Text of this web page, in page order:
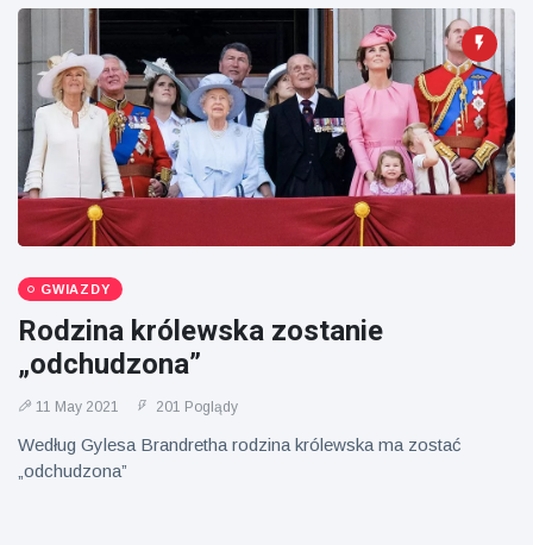
GWIAZDY
Rodzina królewska zostanie
„odchudzona”
11 May 2021 201 Poglądy
Według Gylesa Brandretha rodzina królewska ma zostać
„odchudzona”